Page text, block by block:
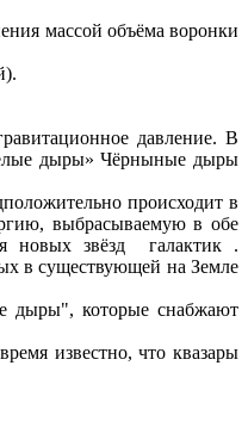
массой объёма воронки
давление. В
дыры» Чёрныные дыры
происходит в
выбрасываемую в обе
новых звёзд галактик .
на Земле
дыры", которые снабжают
известно, что квазары